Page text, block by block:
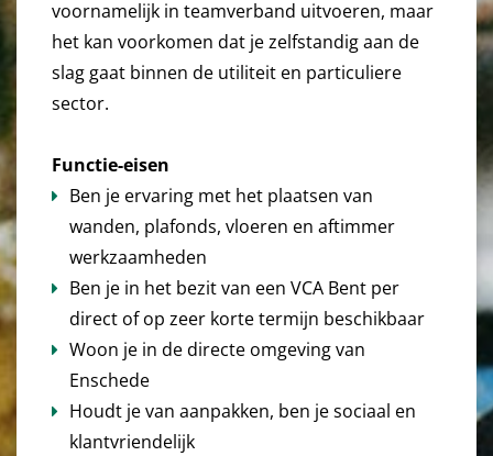
voornamelijk in teamverband uitvoeren, maar
het kan voorkomen dat je zelfstandig aan de
slag gaat binnen de utiliteit en particuliere
sector.
Functie-eisen
Ben je ervaring met het plaatsen van
wanden, plafonds, vloeren en aftimmer
werkzaamheden
Ben je in het bezit van een VCA Bent per
direct of op zeer korte termijn beschikbaar
Woon je in de directe omgeving van
Enschede
Houdt je van aanpakken, ben je sociaal en
klantvriendelijk